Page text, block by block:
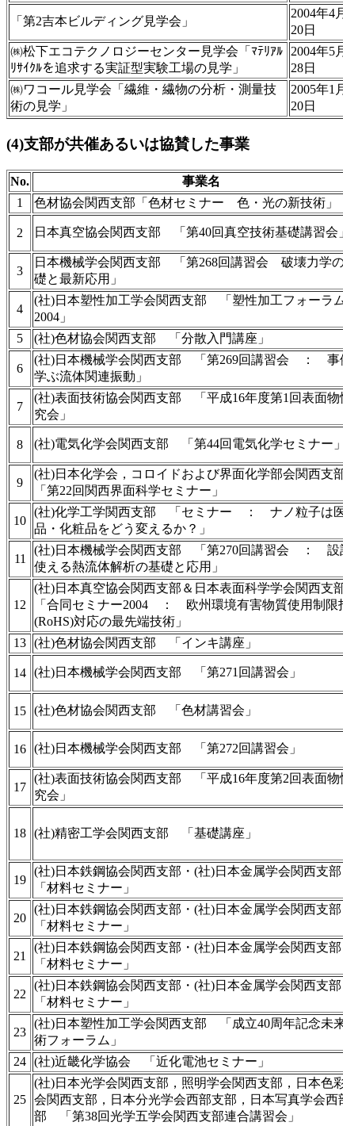
「第2吉本ビルディング見学会」
2004年4
20日
㈱松下エコテクノロジーセンター見学会「ﾏﾃﾘｱﾙ
ﾘｻｲｸﾙを追求する実証型実験工場の見学」
2004年5
28日
㈱ワコール見学会「繊維・繊物の分析・測量技
術の見学」
2005年1
20日
(4)支部が共催あるいは協賛した事業
No. 事業名
1
色材協会関西支部「色材セミナー 色・光の新技術」
2 日本真空協会関西支部 「第40回真空技術基礎講習会
3
日本機械学会関西支部 「第268回講習会 破壊力学
礎と最新応用」
4
(社)日本塑性加工学会関西支部 「塑性加工フォーラ
2004」
5 (社)色材協会関西支部 「分散入門講座」
6
(社)日本機械学会関西支部 「第269回講習会 ： 事
学ぶ流体関連振動」
7
(社)表面技術協会関西支部 「平成16年度第1回表面物
究会」
8 (社)電気化学会関西支部 「第44回電気化学セミナー」
9
(社)日本化学会，コロイドおよび界面化学部会関西支
「第22回関西界面科学セミナー」
10
(社)化学工学関西支部 「セミナー ： ナノ粒子は
品・化粧品をどう変えるか？」
11
(社)日本機械学会関西支部 「第270回講習会 ： 設
使える熱流体解析の基礎と応用」
12
(社)日本真空協会関西支部＆日本表面科学学会関西支
「合同セミナー2004 ： 欧州環境有害物質使用制限
(RoHS)対応の最先端技術」
13 (社)色材協会関西支部 「インキ講座」
14 (社)日本機械学会関西支部 「第271回講習会」
15 (社)色材協会関西支部 「色材講習会」
16 (社)日本機械学会関西支部 「第272回講習会」
17
(社)表面技術協会関西支部 「平成16年度第2回表面物
究会」
18 (社)精密工学会関西支部 「基礎講座」
19
(社)日本鉄鋼協会関西支部・(社)日本金属学会関西支
「材料セミナー」
20
(社)日本鉄鋼協会関西支部・(社)日本金属学会関西支
「材料セミナー」
21
(社)日本鉄鋼協会関西支部・(社)日本金属学会関西支
「材料セミナー」
22
(社)日本鉄鋼協会関西支部・(社)日本金属学会関西支
「材料セミナー」
23
(社)日本塑性加工学会関西支部 「成立40周年記念未
術フォーラム」
24 (社)近畿化学協会 「近化電池セミナー」
25
(社)日本光学会関西支部，照明学会関西支部，日本色
会関西支部，日本分光学会西部支部，日本写真学会西
部 「第38回光学五学会関西支部連合講習会」